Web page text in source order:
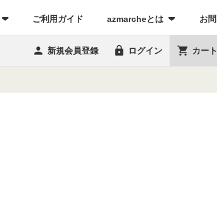
ご利用ガイド (current)azmarcheとは お
 新規会員登録  ログイン  カー